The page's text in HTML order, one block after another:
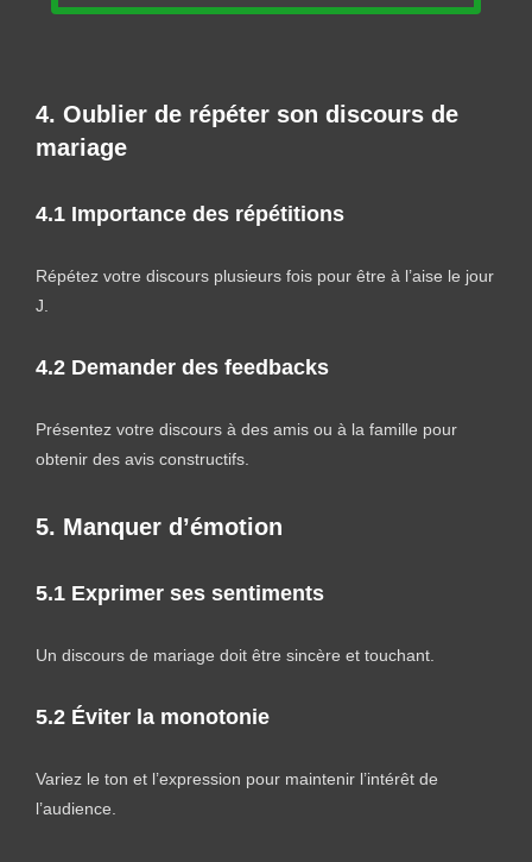
4. Oublier de répéter son discours de
mariage
4.1 Importance des répétitions
Répétez votre discours plusieurs fois pour être à l’aise le jour
J.
4.2 Demander des feedbacks
Présentez votre discours à des amis ou à la famille pour
obtenir des avis constructifs.
5. Manquer d’émotion
5.1 Exprimer ses sentiments
Un discours de mariage doit être sincère et touchant.
5.2 Éviter la monotonie
Variez le ton et l’expression pour maintenir l’intérêt de
l’audience.